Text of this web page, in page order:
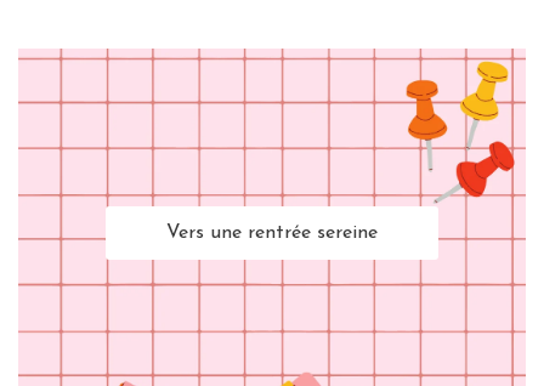
Vers une rentrée sereine